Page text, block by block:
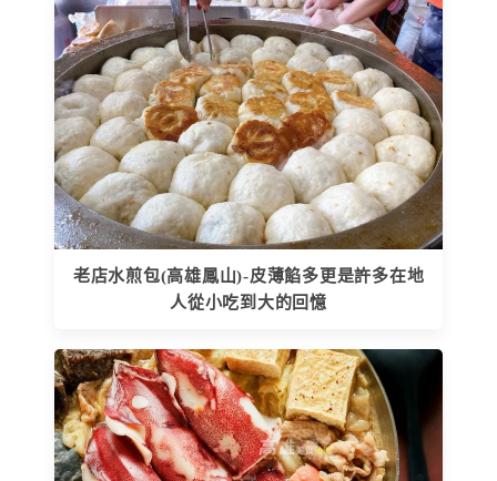
老店水煎包(高雄鳳山)-皮薄餡多更是許多在地
人從小吃到大的回憶